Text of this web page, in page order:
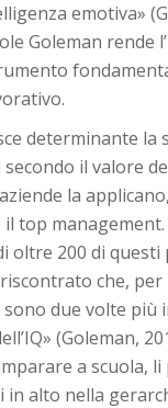
emotiva»
Goleman rende
determinante la
il valore
la
top
oltre 200 di questi
che,
sono due volte più
(Goleman,
a scuola,
in alto nella